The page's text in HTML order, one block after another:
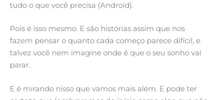
tudo o que você precisa (Android).
Pois é isso mesmo. E são histórias assim que nos
fazem pensar o quanto cada começo parece difícil, e
talvez você nem imagine onde é que o seu sonho vai
parar.
E é mirando nisso que vamos mais além. E pode ter